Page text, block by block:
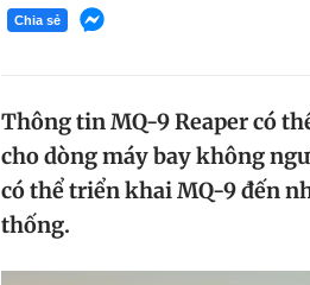
Chia sẻ
Thông tin MQ-9 Reaper có
cho dòng máy bay không
có thể triển khai MQ-9 đến
thống.